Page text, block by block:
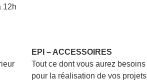
12h
EPI – ACCESSOIRES
Tout ce dont vous aurez besoins
pour la réalisation de vos projets